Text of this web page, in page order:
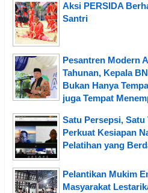
Aksi PERSIDA
Santri
Pesantren Modern
Tahunan, Kepala
Bukan Hanya
juga Tempat
Satu Persepsi,
Perkuat Kesiapan
Pelatihan yang
Pelantikan Mukim
Masyarakat